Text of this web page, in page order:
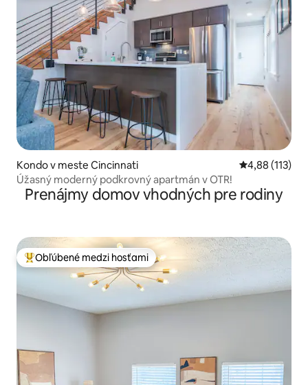
Kondo v meste Cincinnati Priemerné
4,88 (113)
Úžasný moderný podkrovný apartmán v OTR!
Prenájmy domov vhodných pre rodiny
Najobľúbenejšie medzi hosťami
Obľúbené medzi hosťami